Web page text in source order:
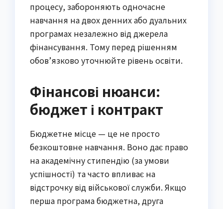
процесу, забороняють одночасне
навчання на двох денних або дуальних
програмах незалежно від джерела
фінансування. Тому перед рішенням
обов’язково уточнюйте рівень освіти.
Фінансові нюанси:
бюджет і контракт
Бюджетне місце — це не просто
безкоштовне навчання. Воно дає право
на академічну стипендію (за умови
успішності) та часто впливає на
відстрочку від військової служби. Якщо
перша програма бюджетна, друга